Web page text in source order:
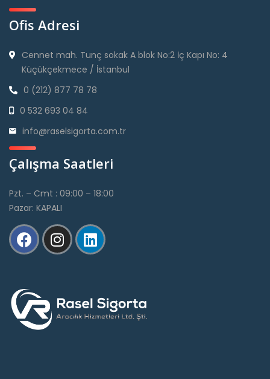
Ofis Adresi
Cennet mah. Tunç sokak A blok No:2 İç Kapı No: 4
Küçükçekmece / İstanbul
0 (212) 877 78 78
0 532 693 04 84
info@raselsigorta.com.tr
Çalışma Saatleri
Pzt. – Cmt : 09:00 – 18:00
Pazar: KAPALI